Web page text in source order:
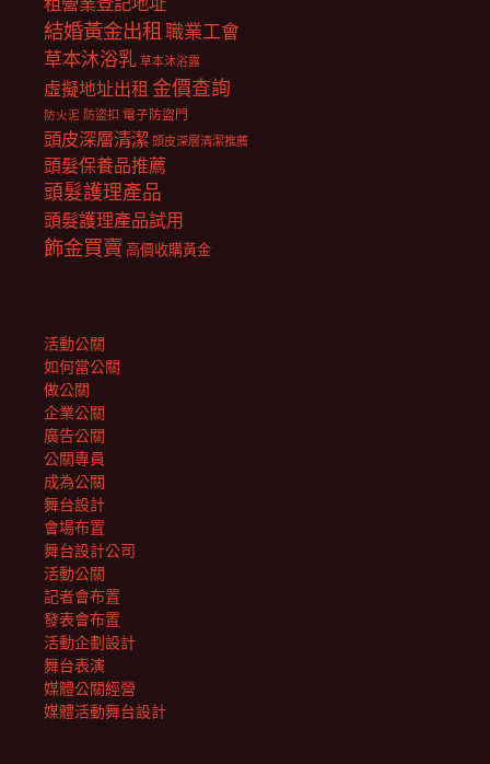
結婚黃金出租職業工會
草本沐浴乳 草本沐浴露
虛擬地址出租 金價查詢
防火泥 防盜扣 電子防盜門
頭皮深層清潔 頭皮深層清潔推薦
頭髮保養品推薦
頭髮護理產品
頭髮護理產品試用
飾金買賣 高價收購黃金
活動公關
如何當公關
做公關
企業公關
廣告公關
公關專員
成為公關
舞台設計
會場布置
舞台設計公司
活動公關
記者會布置
發表會布置
活動企劃設計
舞台表演
媒體公關經營
媒體活動舞台設計